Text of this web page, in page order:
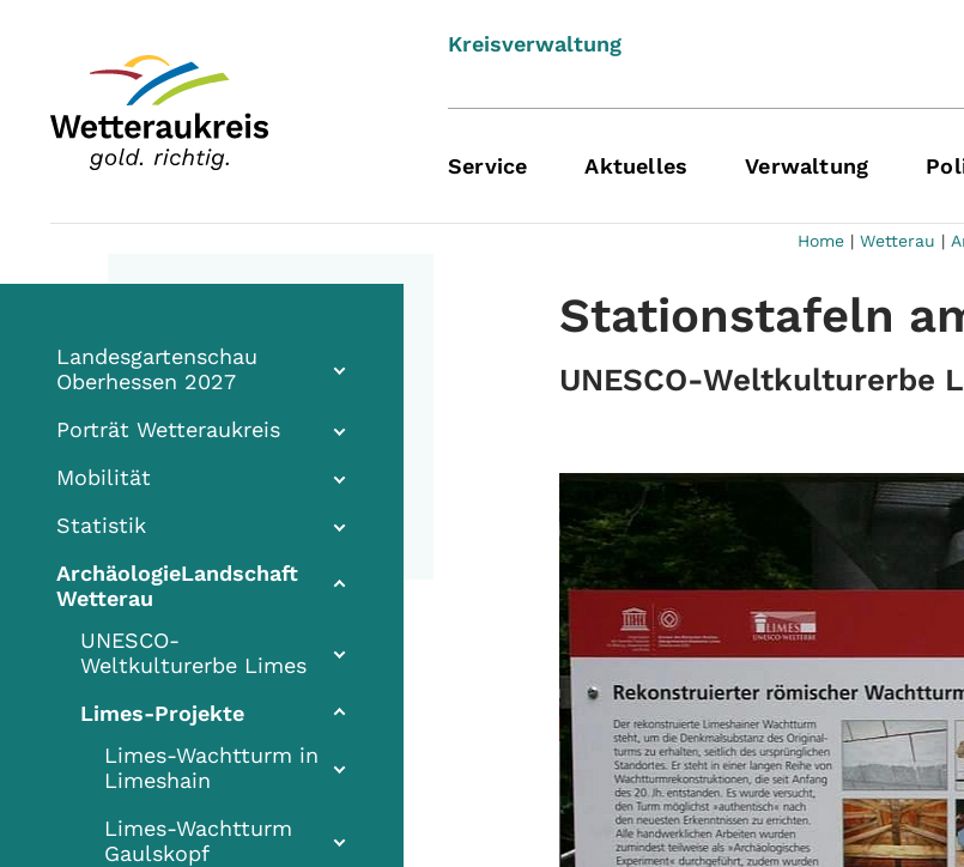
Kreisverwaltung
Service Aktuelles Verwaltung
Landesgartenschau
Oberhessen 2027
Porträt Wetteraukreis
Mobilität
Statistik
ArchäologieLandschaft
Wetterau
UNESCO-
Weltkulturerbe Limes
Limes-Projekte
Limes-Wachtturm in
Limeshain
Limes-Wachtturm
Gaulskopf
Home| Wetterau |
Stationstafeln
UNESCO-Weltkulturerbe